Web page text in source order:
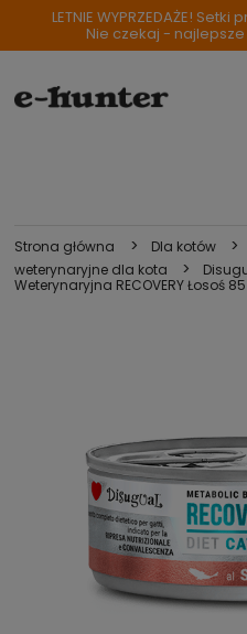
LETNIE WYPRZEDAŻE!
Nie czekaj -
Strona główna > Dla kotów >
weterynaryjne dla kota
>
Weterynaryjna RECOVERY Łosoś